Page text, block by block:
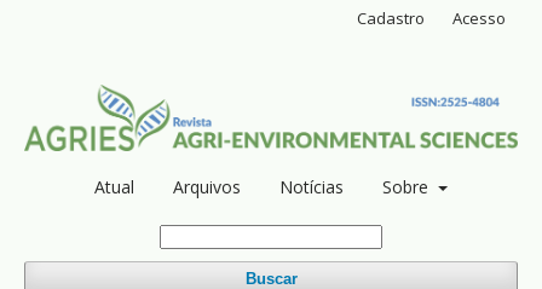
Atual Arquivos Notícias Sobre
Buscar
Cadastro Acesso